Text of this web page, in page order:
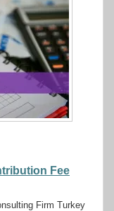
Fee
Firm Turkey